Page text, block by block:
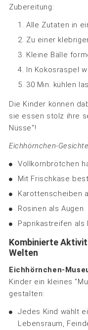
Zubereitung:
Alle Zutaten in
Zu einer
Kleine Bälle
In Kokosraspel
30 Min. kühlen
Die Kinder können
sie essen stolz ihre
Nüsse"!
Eichhörnchen-
Vollkornbrötchen
Mit Frischkäse
Karottenscheiben
Rosinen als Augen
Paprikastreifen als
Kombinierte
Welten
Eichhörnchen-
Kinder ein kleines
gestalten:
Jedes Kind wählt
Lebensraum,